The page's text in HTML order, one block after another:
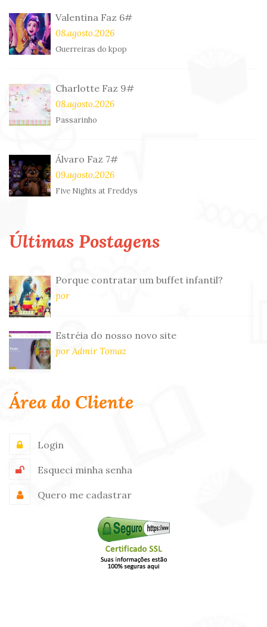
Valentina Faz 6#
08.agosto.2026
Guerreiras do kpop
Charlotte Faz 9#
08.agosto.2026
Passarinho
Álvaro Faz 7#
09.agosto.2026
Five Nights at Freddys
Últimas Postagens
Porque contratar um buffet infantil?
por
Estréia do nosso novo site
por Admir Tomaz
Área do Cliente
Login
Esqueci minha senha
Quero me cadastrar